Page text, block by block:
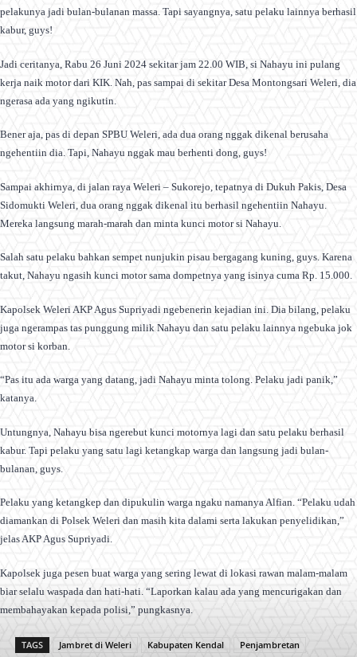
pelakunya jadi bulan-bulanan massa. Tapi sayangnya, satu pelaku lainnya berhasil
kabur, guys!
Jadi ceritanya, Rabu 26 Juni 2024 sekitar jam 22.00 WIB, si Nahayu ini pulang
kerja naik motor dari KIK. Nah, pas sampai di sekitar Desa Montongsari Weleri, dia
ngerasa ada yang ngikutin.
Bener aja, pas di depan SPBU Weleri, ada dua orang nggak dikenal berusaha
ngehentiin dia. Tapi, Nahayu nggak mau berhenti dong, guys!
Sampai akhirnya, di jalan raya Weleri – Sukorejo, tepatnya di Dukuh Pakis, Desa
Sidomukti Weleri, dua orang nggak dikenal itu berhasil ngehentiin Nahayu.
Mereka langsung marah-marah dan minta kunci motor si Nahayu.
Salah satu pelaku bahkan sempet nunjukin pisau bergagang kuning, guys. Karena
takut, Nahayu ngasih kunci motor sama dompetnya yang isinya cuma Rp. 15.000.
Kapolsek Weleri AKP Agus Supriyadi ngebenerin kejadian ini. Dia bilang, pelaku
juga ngerampas tas punggung milik Nahayu dan satu pelaku lainnya ngebuka jok
motor si korban.
“Pas itu ada warga yang datang, jadi Nahayu minta tolong. Pelaku jadi panik,”
katanya.
Untungnya, Nahayu bisa ngerebut kunci motornya lagi dan satu pelaku berhasil
kabur. Tapi pelaku yang satu lagi ketangkap warga dan langsung jadi bulan-
bulanan, guys.
Pelaku yang ketangkep dan dipukulin warga ngaku namanya Alfian. “Pelaku udah
diamankan di Polsek Weleri dan masih kita dalami serta lakukan penyelidikan,”
jelas AKP Agus Supriyadi.
Kapolsek juga pesen buat warga yang sering lewat di lokasi rawan malam-malam
biar selalu waspada dan hati-hati. “Laporkan kalau ada yang mencurigakan dan
membahayakan kepada polisi,” pungkasnya.
TAGS Jambret di Weleri Kabupaten Kendal Penjambretan